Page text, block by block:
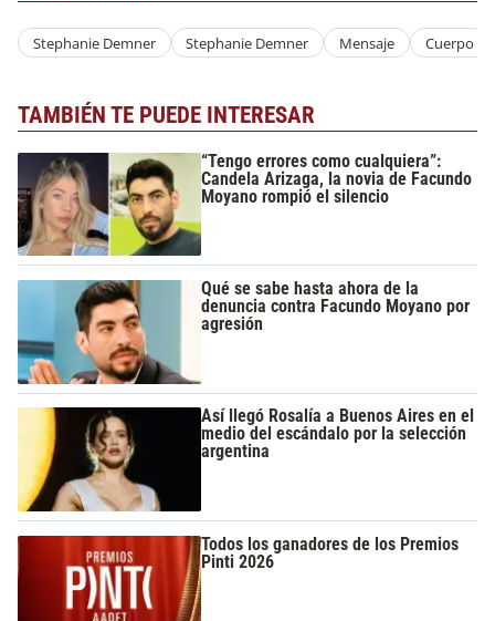
Stephanie Demner Stephanie Demner Mensaje Cuerpo
TAMBIÉN TE PUEDE INTERESAR
“Tengo errores como cualquiera”:
Candela Arizaga, la novia de Facundo
Moyano rompió el silencio
Qué se sabe hasta ahora de la
denuncia contra Facundo Moyano por
agresión
Así llegó Rosalía a Buenos Aires en el
medio del escándalo por la selección
argentina
Todos los ganadores de los Premios
Pinti 2026